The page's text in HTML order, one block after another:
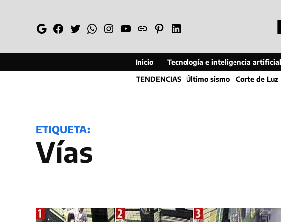
GoogleFacebook
TwitterWhatsapp
Instagram
YouTube
WebPinterestLinkedin
Inicio Tecnología e inteligencia artificial
TENDENCIAS Último sismo Corte de Luz
ETIQUETA:
vías